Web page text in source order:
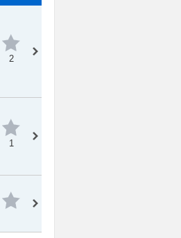
2
1